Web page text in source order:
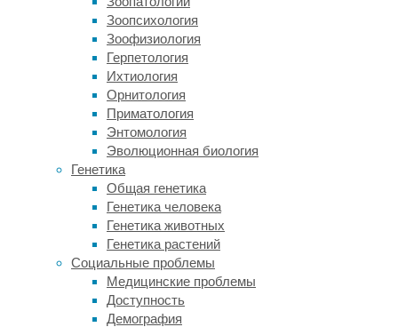
Зоопсихология
Зоофизиология
Герпетология
Ихтиология
Орнитология
Приматология
Энтомология
Эволюционная биология
Генетика
Общая генетика
Генетика человека
Генетика животных
Генетика растений
Социальные проблемы
Медицинские проблемы
Доступность
Демография
и
на
ощупь,
чем
чувство
глубинной
механической
боли,
например,
анатомические
боли,
связанные
с
конкретной
позой
или
активностью».